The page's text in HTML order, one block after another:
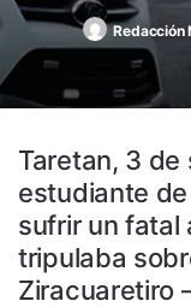
Redacción
Taretan, 3
estudiante
sufrir un fatal
tripulaba
Ziracuaretiro